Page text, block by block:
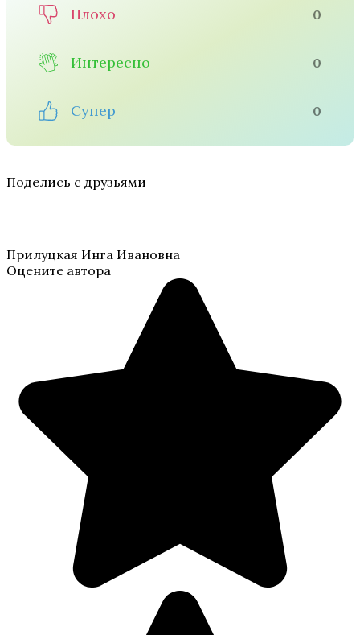
Плохо 0
Интересно 0
Супер 0
Поделись с друзьями
Прилуцкая Инга Ивановна
Оцените автора